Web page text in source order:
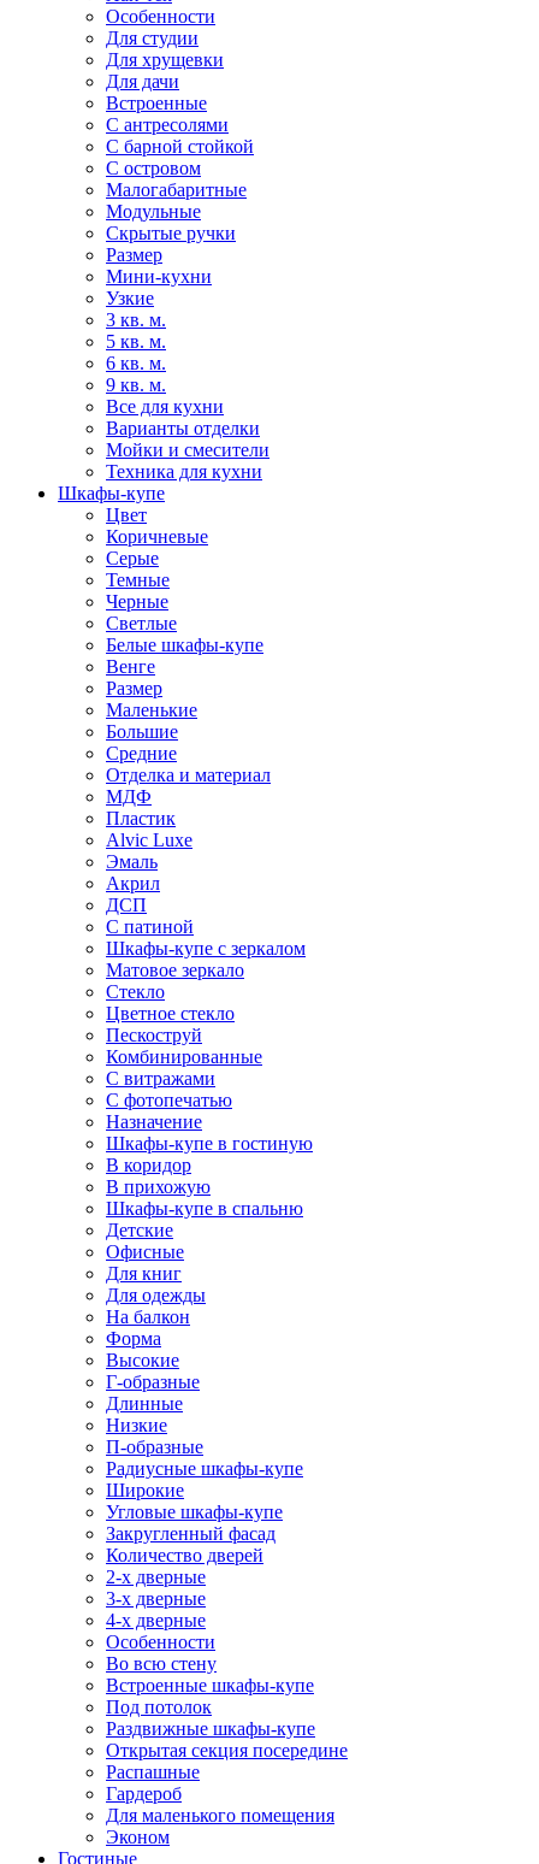
Особенности
Для студии
Для хрущевки
Для дачи
Встроенные
С антресолями
С барной стойкой
С островом
Малогабаритные
Модульные
Скрытые ручки
Размер
Мини-кухни
Узкие
3 кв. м.
5 кв. м.
6 кв. м.
9 кв. м.
Все для кухни
Варианты отделки
Мойки и смесители
Техника для кухни
Шкафы-купе
Цвет
Коричневые
Серые
Темные
Черные
Светлые
Белые шкафы-купе
Венге
Размер
Маленькие
Большие
Средние
Отделка и материал
МДФ
Пластик
Alvic Luxe
Эмаль
Акрил
ДСП
С патиной
Шкафы-купе с зеркалом
Матовое зеркало
Стекло
Цветное стекло
Пескоструй
Комбинированные
С витражами
С фотопечатью
Назначение
Шкафы-купе в гостиную
В коридор
В прихожую
Шкафы-купе в спальню
Детские
Офисные
Для книг
Для одежды
На балкон
Форма
Высокие
Г-образные
Длинные
Низкие
П-образные
Радиусные шкафы-купе
Широкие
Угловые шкафы-купе
Закругленный фасад
Количество дверей
2-х дверные
3-х дверные
4-х дверные
Особенности
Во всю стену
Встроенные шкафы-купе
Под потолок
Раздвижные шкафы-купе
Открытая секция посередине
Распашные
Гардероб
Для маленького помещения
Эконом
Гостиные